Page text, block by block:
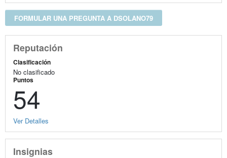
FORMULAR UNA PREGUNTA A DSOLANO79
Reputación
Clasificación
No clasificado
Puntos
54
Ver Detalles
Insignias